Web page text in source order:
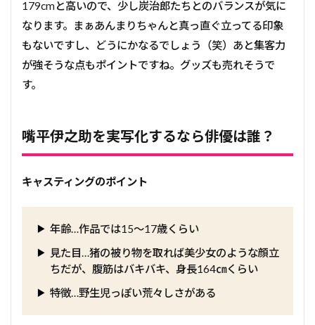
179cmと高いので、少し炭治郎たちとのバランスが気に
なります。まぁあんまりちゃんと真っ直ぐ立ってる印象
もないですし、どうにかなるでしょう（笑）あと集客力
が強そうな点もポイントですね。グッズも売れそうで
す。
嘴平伊之助を実写化するなら俳優は誰？
キャスティングのポイント
年齢…作品では15～17歳くらい
見た目…猪の被り物を取れば美少女のような顔立
ちだが、腹筋はバキバキ、身長164㎝くらい
特徴…野生児っぽい荒々しさがある